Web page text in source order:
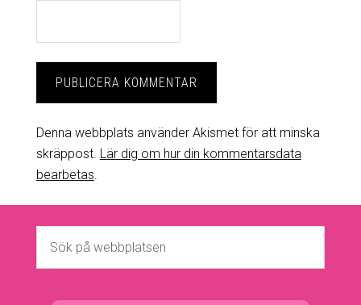
Denna webbplats använder Akismet för att minska
skräppost. Lär dig om hur din kommentarsdata
bearbetas